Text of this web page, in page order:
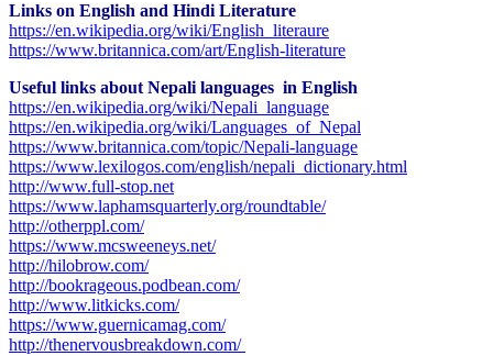
Links on English and Hindi Literature
https://en.wikipedia.org/wiki/English_literaure
https://www.britannica.com/art/English-literature
Useful links about Nepali languages in English
https://en.wikipedia.org/wiki/Nepali_language
https://en.wikipedia.org/wiki/Languages_of_Nepal
https://www.britannica.com/topic/Nepali-language
https://www.lexilogos.com/english/nepali_dictionary.html
​http://www.full-stop.net
https://www.laphamsquarterly.org/roundtable/
http://otherppl.com/
https://www.mcsweeneys.net/
http://hilobrow.com/
http://bookrageous.podbean.com/
http://www.litkicks.com/
https://www.guernicamag.com/
http://thenervousbreakdown.com/